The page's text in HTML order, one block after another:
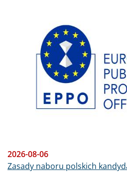
2026-08-06
Zasady naboru polskich